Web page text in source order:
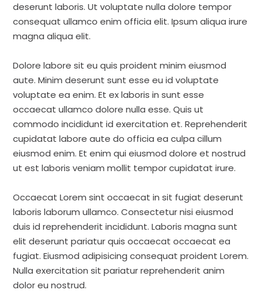
deserunt laboris. Ut voluptate nulla dolore tempor
consequat ullamco enim officia elit. Ipsum aliqua irure
magna aliqua elit.
Dolore labore sit eu quis proident minim eiusmod
aute. Minim deserunt sunt esse eu id voluptate
voluptate ea enim. Et ex laboris in sunt esse
occaecat ullamco dolore nulla esse. Quis ut
commodo incididunt id exercitation et. Reprehenderit
cupidatat labore aute do officia ea culpa cillum
eiusmod enim. Et enim qui eiusmod dolore et nostrud
ut est laboris veniam mollit tempor cupidatat irure.
Occaecat Lorem sint occaecat in sit fugiat deserunt
laboris laborum ullamco. Consectetur nisi eiusmod
duis id reprehenderit incididunt. Laboris magna sunt
elit deserunt pariatur quis occaecat occaecat ea
fugiat. Eiusmod adipisicing consequat proident Lorem.
Nulla exercitation sit pariatur reprehenderit anim
dolor eu nostrud.